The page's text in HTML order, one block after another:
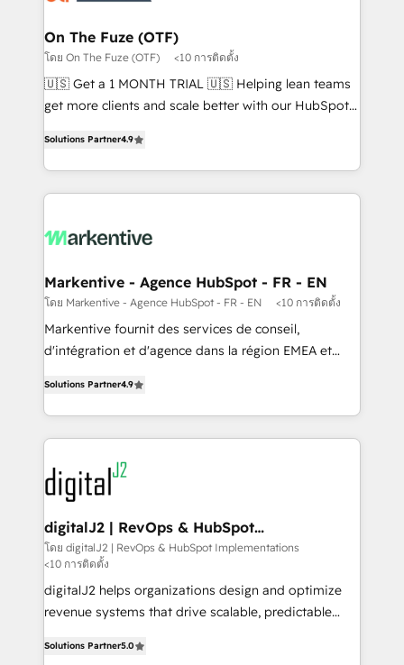
🎯Demand Gen & ABM: Drive pipeline with inbound,
ABM, AEO, SEO, & paid media that fuel growth. 👩‍💻
Web Design: Build high-performing websites with
UX, messaging, & conversion strategy that drive
configure HubSpot AI, & maximize AEO with tailored
AI services. 🧩Integrations: Extend HubSpot with
and a 3× Partner of the Year, New Breed turns
HubSpot into your engine for measurable, durable
On The Fuze (OTF)
โดย On The Fuze (OTF) <10 การติดตั้ง
🇺🇸 Get a 1 MONTH TRIAL 🇺🇸 Helping lean teams
get more clients and scale better with our HubSpot
Win more business - Reduce no-shows - Improve
lead & deal conversion rates - Scale with less
What do you get? 🤓 Our client's are too busy to
Personal Consultant + Tech Team to handle the
heavy lifting of mapping out AND building your ideal
system. + Get best practices and 'don't know what
you don't know' recommendations to maximize
6,500+ Partners) and was named 2023 HubSpot
Partner of the Year 💥 Trusted by 2,500+ companies
www.onthefuze.com/hubspot-admin Contact us to
learn more!
Solutions Partner4.9
Markentive - Agence HubSpot - FR - EN
โดย Markentive - Agence HubSpot - FR - EN <10 การติดตั้ง
Markentive fournit des services de conseil,
d'intégration et d'agence dans la région EMEA et
marketing automation, Growth, Revops, CRM et
webdesign. Markentive is both a consulting firm, a
digital agency and an integrator. With over 115
experts in marketing automation, growth, revops,
CRM and webdesign (We focus on EMEA - USA
customers).
Solutions Partner4.9
digitalJ2 | RevOps & HubSpot
Implementations
โดย digitalJ2 | RevOps & HubSpot Implementations
<10 การติดตั้ง
digitalJ2 helps organizations design and optimize
revenue systems that drive scalable, predictable
Partner, we specialize in both strategic RevOps
Solutions Partner5.0